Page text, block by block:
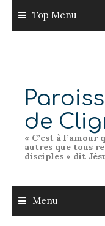
content
Top Menu
de
« C’est à
autres que tous
disciples » dit
Menu